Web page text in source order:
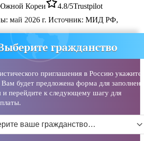
Кореи 4.8/5Trustpilot
май 2026 г. Источник: МИД РФ,
гражданство
приглашения в Россию укажите
будет предложена форма для
и перейдите к следующему шагу для
ваше гражданство…